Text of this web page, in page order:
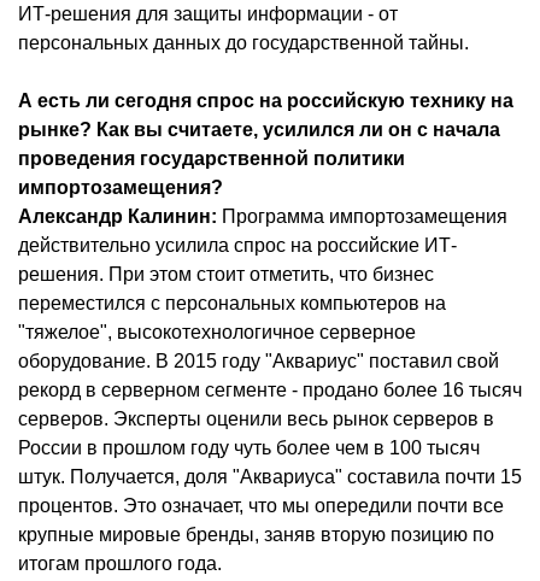
ИТ-решения для защиты информации - от
персональных данных до государственной тайны.
А есть ли сегодня спрос на российскую технику на
рынке? Как вы считаете, усилился ли он с начала
проведения государственной политики
импортозамещения?
Александр Калинин: Программа импортозамещения
действительно усилила спрос на российские ИТ-
решения. При этом стоит отметить, что бизнес
переместился с персональных компьютеров на
"тяжелое", высокотехнологичное серверное
оборудование. В 2015 году "Аквариус" поставил свой
рекорд в серверном сегменте - продано более 16 тысяч
серверов. Эксперты оценили весь рынок серверов в
России в прошлом году чуть более чем в 100 тысяч
штук. Получается, доля "Аквариуса" составила почти 15
процентов. Это означает, что мы опередили почти все
крупные мировые бренды, заняв вторую позицию по
итогам прошлого года.